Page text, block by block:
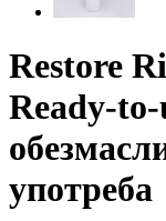
Restore
Ready-
употреба